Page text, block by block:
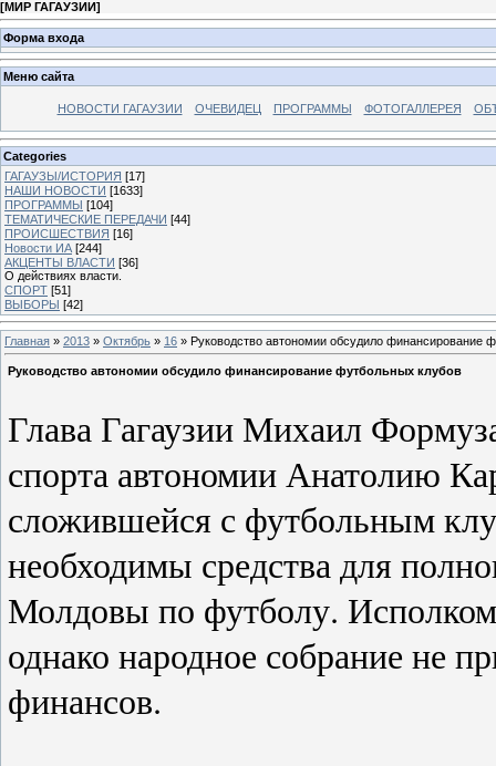
[МИР ГАГАУЗИИ]
Форма входа
Меню сайта
НОВОСТИ ГАГАУЗИИ ОЧЕВИДЕЦ ПРОГРАММЫ ФОТОГАЛЛЕРЕЯ
Categories
ГАГАУЗЫ/ИСТОРИЯ [17]
НАШИ НОВОСТИ [1633]
ПРОГРАММЫ [104]
ТЕМАТИЧЕСКИЕ ПЕРЕДАЧИ [44]
ПРОИСШЕСТВИЯ [16]
Новости ИА [244]
АКЦЕНТЫ ВЛАСТИ [36]
О действиях власти.
СПОРТ [51]
ВЫБОРЫ [42]
Главная » 2013 » Октябрь » 16 » Руководство автономии обсудило финансирование
Руководство автономии обсудило финансирование футбольных клубов
Глава Гагаузии Михаил
спорта автономии Анатолию
сложившейся с футбольным
необходимы средства для
Молдовы по футболу.
однако народное собрание не
финансов.